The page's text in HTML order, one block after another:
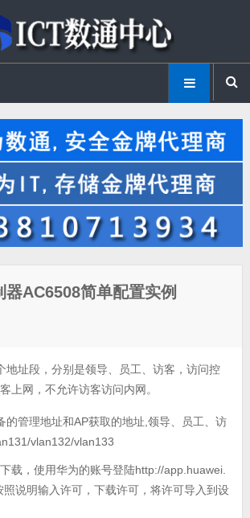
器AC6508简单配置实例
地址段，分别是领导、员工、访客，访问控
上网，不允许访客访问内网。
的管理地址和AP获取的地址,领导、员工、访
vlan132/vlan133
载，使用华为的账号登陆http://app.huawei.
说明输入许可，下载许可，将许可导入到设